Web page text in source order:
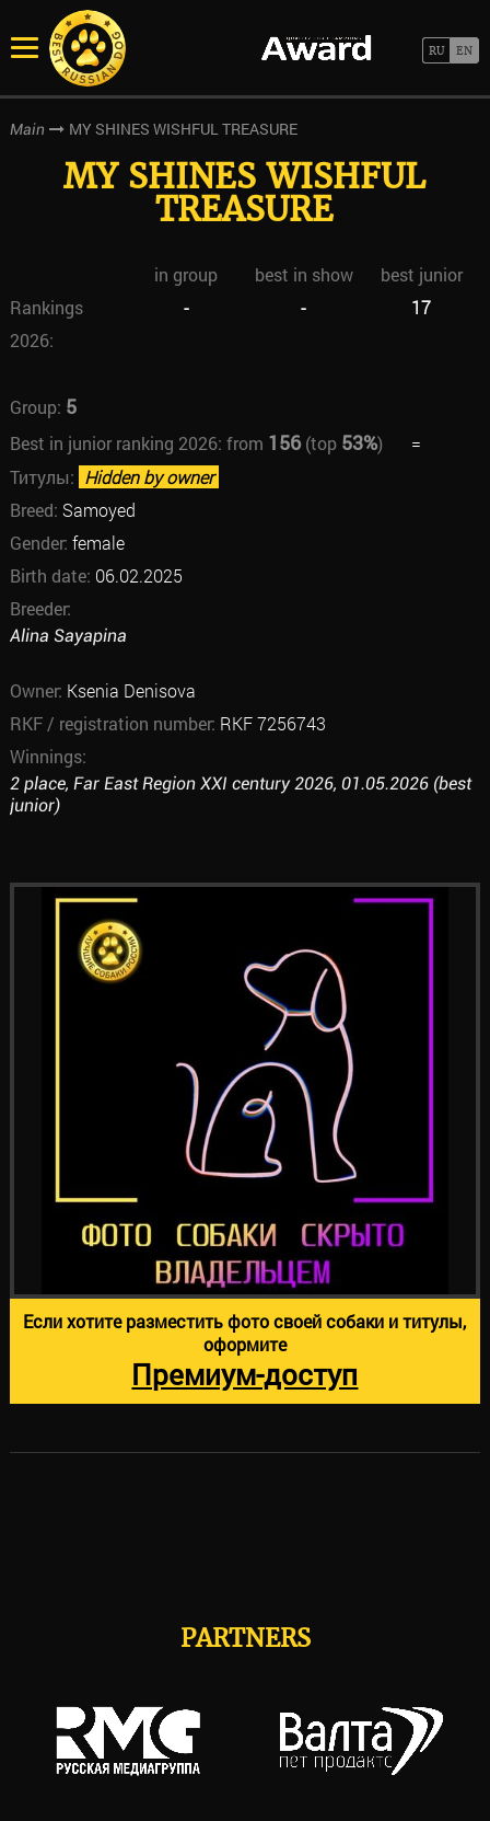
Main MY SHINES WISHFUL TREASURE
MY SHINES WISHFUL
TREASURE
in group best in show
best junior
Rankings
2026:
- - 17
Group: 5
Best in junior ranking 2026: from 156(top 53%)
=
Титулы: Hidden by owner
Breed: Samoyed
Gender: female
Birth date: 06.02.2025
Breeder:
Alina Sayapina
Owner: Ksenia Denisova
RKF / registration number: RKF 7256743
Winnings:
2 place, Far East Region XXI century 2026, 01.05.2026 (best
junior)
Если хотите разместить фото своей собаки и титулы,
оформите
Премиум-доступ
PARTNERS